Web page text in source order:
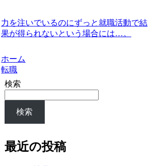
力を注いでいるのにずっと就職活動で結
果が得られないという場合には…。
ホーム
転職
検索
検索
最近の投稿